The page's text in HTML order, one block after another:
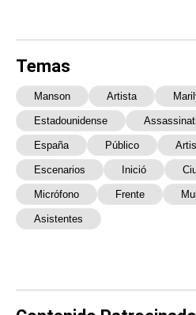
Temas
Manson Artista
Estadounidense
España Público
Escenarios Inició
Micrófono Frente
Asistentes